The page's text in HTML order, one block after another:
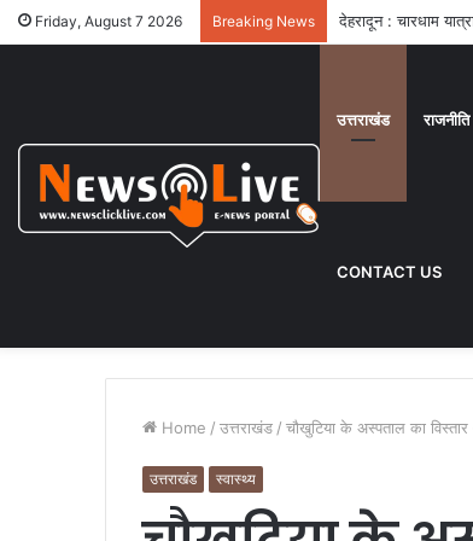
Friday, August 7 2026 Breaking News देहरादून : चारधाम
उत्तराखंड राजनीति
CONTACT US
Home / उत्तराखंड / चौखुटिया के अस्पताल का
उत्तराखंड स्वास्थ्य